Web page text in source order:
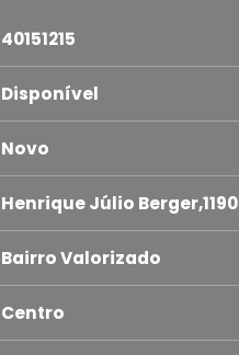
40151215
Disponível
Novo
Henrique Júlio Berger,1190
Bairro Valorizado
Centro